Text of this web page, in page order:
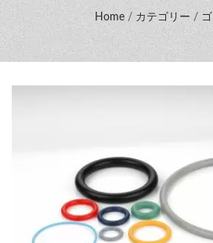
み合わせて、世界中の顧客に包括的な
を提供します。
Home / カテゴリー /